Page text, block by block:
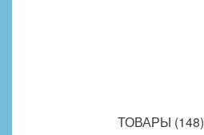
ТОВАРЫ (148)